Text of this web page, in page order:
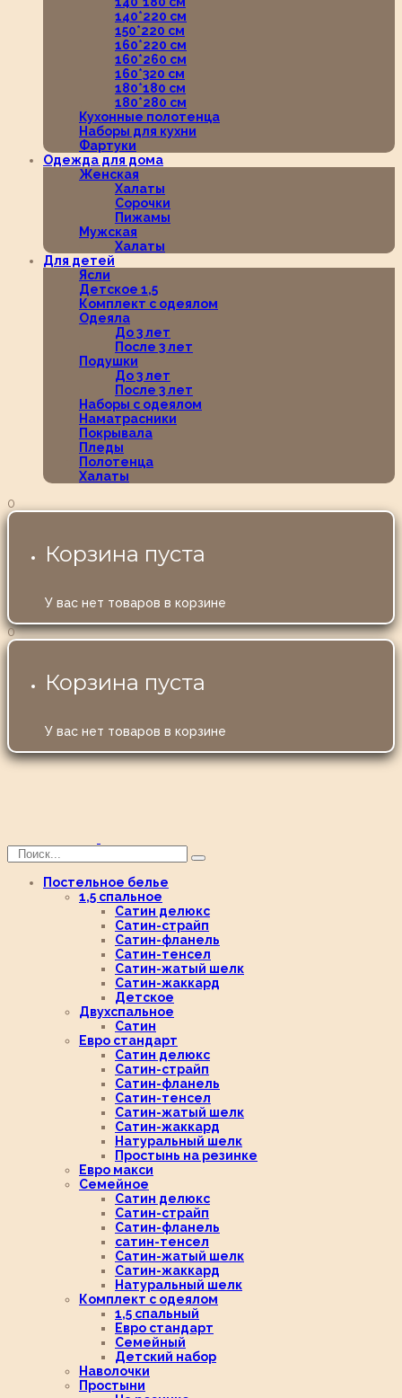
140*220 см
150*220 см
160*220 см
160*260 см
160*320 см
180*180 см
180*280 см
Кухонные полотенца
Наборы для кухни
Фартуки
Одежда для дома
Женская
Халаты
Сорочки
Пижамы
Мужская
Халаты
Для детей
Ясли
Детское 1,5
Комплект с одеялом
Одеяла
До 3 лет
После 3 лет
Подушки
До 3 лет
После 3 лет
Наборы с одеялом
Наматрасники
Покрывала
Пледы
Полотенца
Халаты
0
Корзина пуста
У вас нет товаров в корзине
0
Корзина пуста
У вас нет товаров в корзине
Постельное белье
1,5 спальное
Сатин делюкс
Сатин-страйп
Сатин-фланель
Сатин-тенсел
Сатин-жатый шелк
Сатин-жаккард
Детское
Двухспальное
Сатин
Евро стандарт
Сатин делюкс
Сатин-страйп
Сатин-фланель
Сатин-тенсел
Сатин-жатый шелк
Сатин-жаккард
Натуральный шелк
Простынь на резинке
Евро макси
Семейное
Сатин делюкс
Сатин-страйп
Сатин-фланель
сатин-тенсел
Сатин-жатый шелк
Сатин-жаккард
Натуральный шелк
Комплект с одеялом
1,5 спальный
Евро стандарт
Семейный
Детский набор
Наволочки
Простыни